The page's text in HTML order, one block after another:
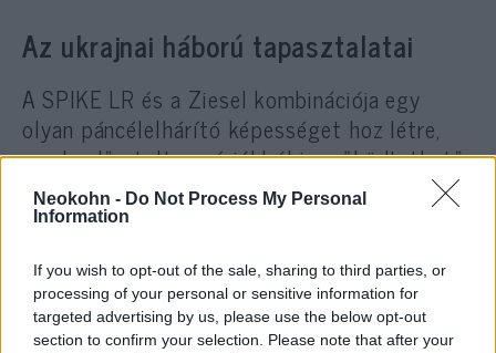
Neokohn - Do Not Process My Personal
Information
If you wish to opt-out of the sale, sharing to third parties, or
processing of your personal or sensitive information for
targeted advertising by us, please use the below opt-out
section to confirm your selection. Please note that after your
Az ukrajnai háború tapasztalatai
A SPIKE LR és a Ziesel kombinációja egy
olyan páncélelhárító képességet hoz létre,
amely előretolt pozíciókból is működtethető.
Ez lehetővé teszi, hogy a hadseregek a
frontvonal közelében is páncéltörő tűzerőt
alegységeket közvetlen veszélynek tennék ki.